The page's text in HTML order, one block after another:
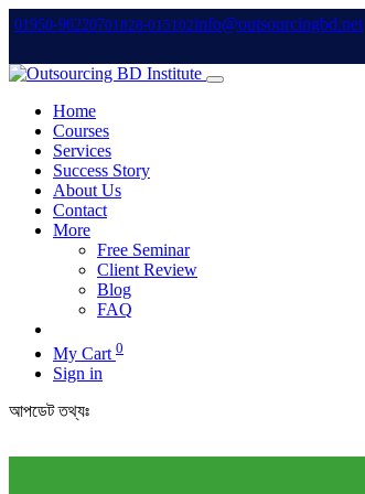
01950-96220701828-015102info@outsourcingbd.net
Home
Courses
Services
Success Story
About Us
Contact
More
Free Seminar
Client Review
Blog
FAQ
My Cart 0
Sign in
আপডেট তথ্যঃ